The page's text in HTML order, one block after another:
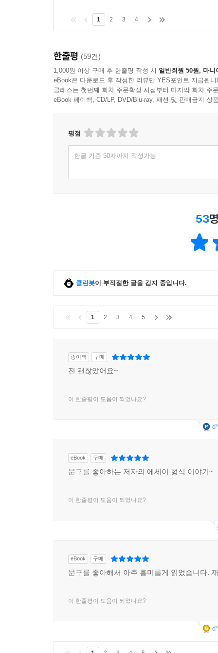
1 2 3 4
한줄평 (59건)
1,000원 이상 구매 후 한줄평 작성 시 일반회원 50원, 마니
eBook은 다운로드 후 작성한 리뷰만 YES포인트 지급됩니
클래스는 첫번째 회차 주문확정 시점부터 마지막 회차 주
eBook 페이백, CD/LP, DVD/Blu-ray, 패션 및 판매금지 상
평점
한글 기준 50자까지 작성가능
53
클린봇이 부적절한 글을 감지 중입니다.
1 2 3 4 5
종이책 구매
전 괜찮았어요~
이 한줄평이 도움이 되었나요?
eBook 구매
문구를 좋아하는 저자의 에세이 형식 이야기~
이 한줄평이 도움이 되었나요?
eBook 구매
문구를 좋아해서 아주 흥미롭게 읽었습니다.
이 한줄평이 도움이 되었나요?